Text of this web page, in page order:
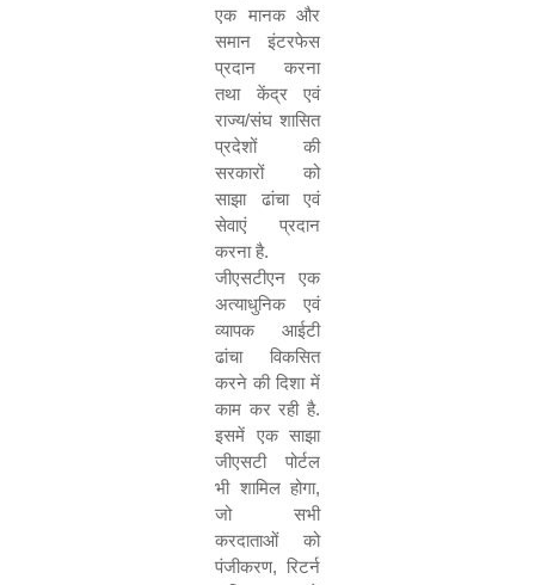
एक मानक और
समान इंटरफेस
प्रदान करना
तथा केंद्र एवं
राज्य/संघ शासित
प्रदेशों की
सरकारों को
साझा ढांचा एवं
सेवाएं प्रदान
करना है.
जीएसटीएन एक
अत्याधुनिक एवं
व्यापक आईटी
ढांचा विकसित
करने की दिशा में
काम कर रही है.
इसमें एक साझा
जीएसटी पोर्टल
भी शामिल होगा,
जो सभी
करदाताओं को
पंजीकरण, रिटर्न